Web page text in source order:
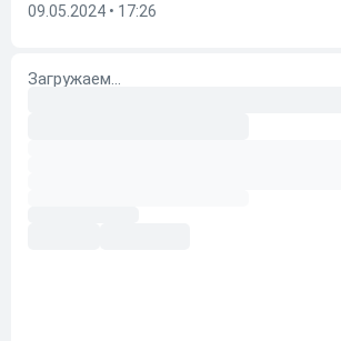
09.05.2024 • 17:26